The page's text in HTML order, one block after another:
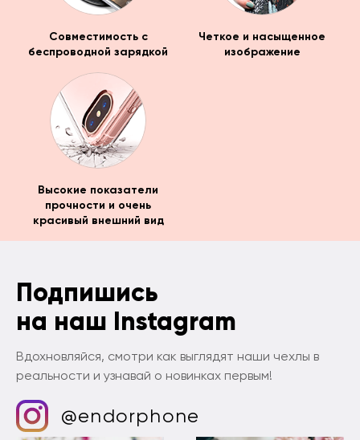
Совместимость с
беспроводной зарядкой
Четкое и насыщенное
изображение
Высокие показатели
прочности и очень
красивый внешний вид
Подпишись
на наш Instagram
Вдохновляйся, смотри как выглядят наши чехлы в
реальности и узнавай о новинках первым!
@endorphone